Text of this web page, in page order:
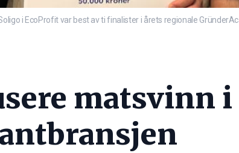
i EcoProfit var best av ti finalister i årets regionale
matsvinn i